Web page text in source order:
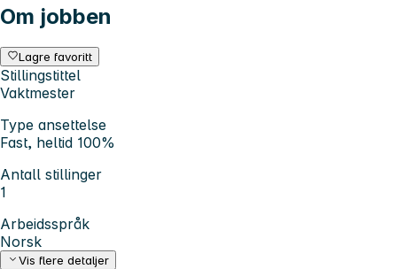
Om jobben
Lagre favoritt
Stillingstittel
Vaktmester
Type ansettelse
Fast, heltid 100%
Antall stillinger
1
Arbeidsspråk
Norsk
Vis flere detaljer